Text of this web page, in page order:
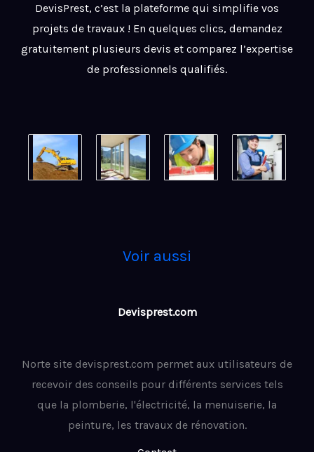
DevisPrest, c’est la plateforme qui simplifie vos
projets de travaux ! En quelques clics, demandez
gratuitement plusieurs devis et comparez l’expertise
de professionnels qualifiés.
Voir aussi
Devisprest.com
Norte site devisprest.com permet aux utilisateurs de
recevoir des conseils pour différents services tels
que la plomberie, l'électricité, la menuiserie, la
peinture, les travaux de rénovation.